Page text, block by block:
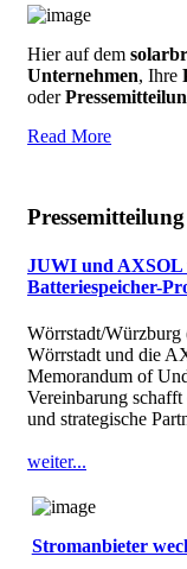
Hier auf dem
Unternehmen, Ihre
oder
Read More
Pressemitteilung
JUWI und AXSOL
Batteriespeicher-
Wörrstadt/
Wörrstadt und die
Memorandum of
Vereinbarung
und strategische
weiter...
Stromanbieter